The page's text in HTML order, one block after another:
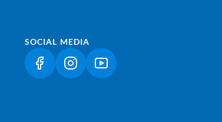
SOCIAL MEDIA
(LINK ÖFFNET IN NEUEM TAB)
(LINK ÖFFNET IN NEUEM TAB)
(LINK ÖFFNET IN NEUEM